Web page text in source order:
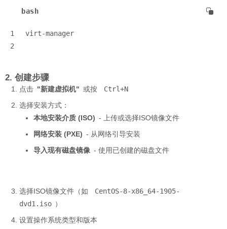
bash
1
virt-manager
2
2. 创建步骤
点击 "新建虚拟机" 或按
Ctrl+N
选择安装方式：
本地安装介质 (ISO) - 上传或选择ISO镜像文件
网络安装 (PXE) - 从网络引导安装
导入现有磁盘镜像 - 使用已创建的磁盘文件
选择ISO镜像文件（如
CentOS-8-x86_64-1905-
dvd1.iso ）
设置操作系统类型和版本